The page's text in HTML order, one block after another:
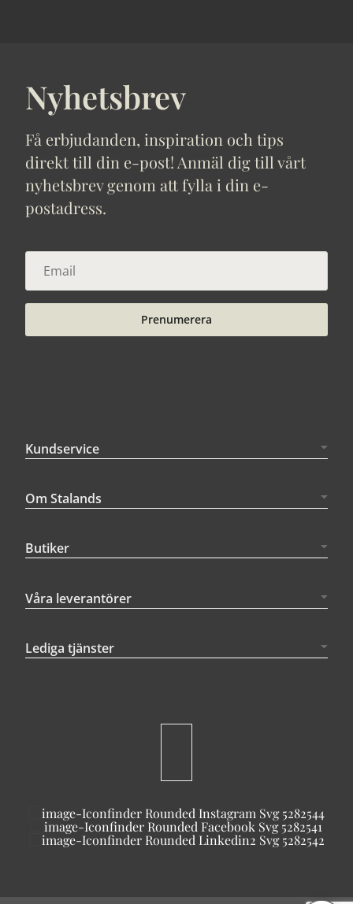
Nyhetsbrev
Få erbjudanden, inspiration och tips
direkt till din e-post! Anmäl dig till vårt
nyhetsbrev genom att fylla i din e-
postadress.
Prenumerera
Kundservice
Om Stalands
Butiker
Våra leverantörer
Lediga tjänster